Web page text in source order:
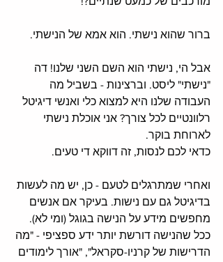
ברור שהוא נישתי. הוא אמא של הנישתי.
אבל הי, נישתי הוא השם השני שלנו! דה
"נישתי" ליסט. וברצינות - בשביל מה
העבודה שלנו היא למצוא כלי ואנשי דיגיטל
רלוונטיים לכל צורך? אני אוכלת נישתי
לארוחת בוקר.
כדאי לכם לנסות, זה דווקא די טעים.
ואחרי שמתרגלים לטעם - כן, יש מה לעשות
בדיגיטל גם עם נישות. בעיקר אם אנשים
מחפשים מידע על הנישה בגוגל (ומי לא).
ככל שהנישה דורשת יותר ידע ספציפי - "מה
הדרישות של קרניו-סקראל", "אורך לימודים